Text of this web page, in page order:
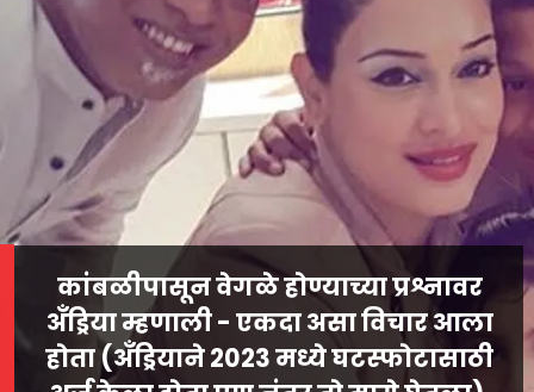
कांबळीपासून वेगळे होण्याच्या प्रश्नावर
अँड्रिया म्हणाली - एकदा असा विचार आला
होता (अँड्रियाने 2023 मध्ये घटस्फोटासाठी